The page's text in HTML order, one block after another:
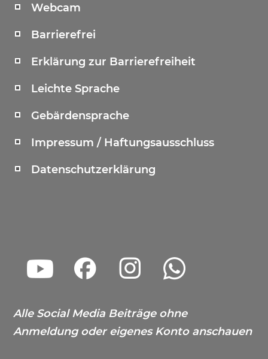
Webcam
Barrierefrei
Erklärung zur Barrierefreiheit
Leichte Sprache
Gebärdensprache
Impressum / Haftungsausschluss
Datenschutzerklärung
Alle Social Media Beiträge ohne
Anmeldung oder eigenes Konto anschauen